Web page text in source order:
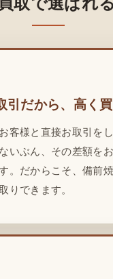
引だから、高く
客様と直接お取引を
いぶん、その差額を
。だからこそ、備前
りできます。